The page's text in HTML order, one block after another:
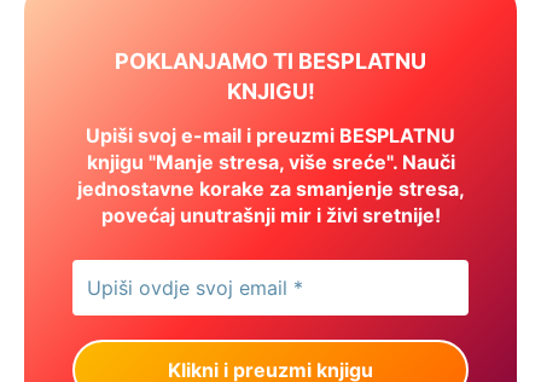
POKLANJAMO TI BESPLATNU
KNJIGU!
Upiši svoj e-mail i preuzmi BESPLATNU
knjigu "Manje stresa, više sreće". Nauči
jednostavne korake za smanjenje stresa,
povećaj unutrašnji mir i živi sretnije!